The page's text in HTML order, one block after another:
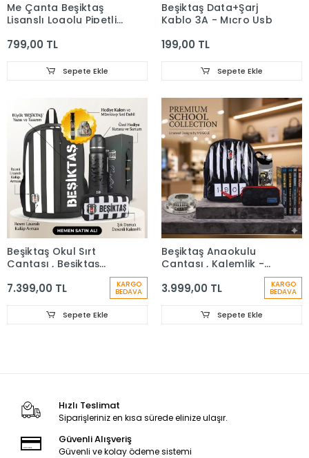
Me Çanta Beşiktaş
Lisanslı Logolu Pipetli
799,00 TL
Sepete Ekle
Beşiktaş Data+Şarj
Kablo 3A - Mıcro Usb
199,00 TL
Sepete Ekle
Beşiktaş Okul Sırt
Çantası , Beşiktaş
Termos Matara Hediye
7.399,00 TL KARGO
BEDAVA
Sepete Ekle
Beşiktaş Anaokulu
Çantası , Kalemlik -
Suluk & Matara Hediye
3.999,00 TL KARGO
BEDAVA
Sepete Ekle
Hızlı Teslimat
Siparişleriniz en kısa sürede elinize ulaşır.
Güvenli Alışveriş
Güvenli ve kolay ödeme sistemi